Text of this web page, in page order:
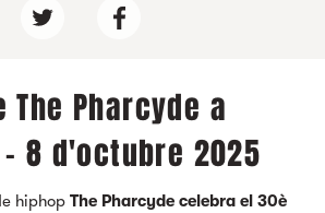
The Pharcyde a
8 d'octubre 2025
hiphop The Pharcyde celebra el 30è